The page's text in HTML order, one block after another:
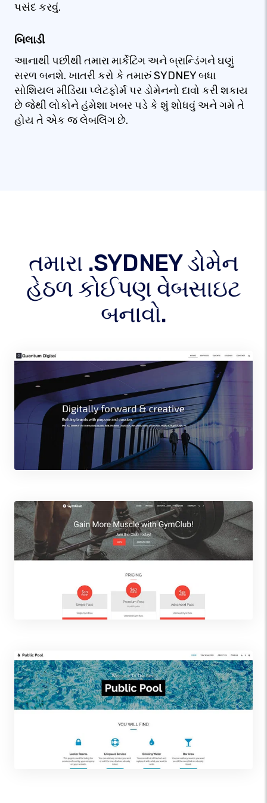
પસંદ કરવું.
બિલાડી
આનાથી પછીથી તમારા માર્કેટિંગ અને બ્રાન્ડિંગને ઘણું
સરળ બનશે. ખાતરી કરો કે તમારું SYDNEY બધા
સોશિયલ મીડિયા પ્લેટફોર્મ પર ડોમેનનો દાવો કરી શકાય
છે જેથી લોકોને હંમેશા ખબર પડે કે શું શોધવું અને ગમે તે
હોય તે એક જ લેબલિંગ છે.
તમારા .SYDNEY ડોમેન
હેઠળ કોઈપણ વેબસાઇટ
બનાવો.